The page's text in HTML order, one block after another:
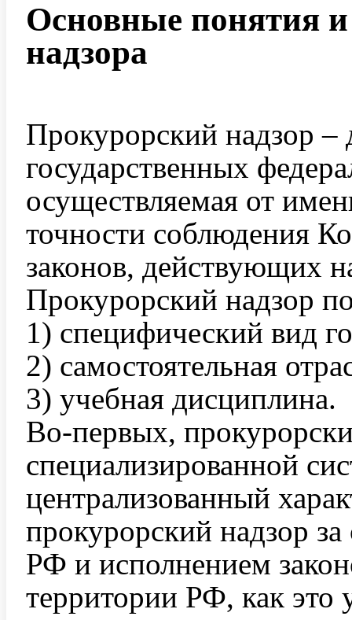
Основные понятия и
надзора
Прокурорский надзор –
государственных
осуществляемая от
точности соблюдения
законов, действующих
Прокурорский надзор
1) специфический вид
2) самостоятельная
3) учебная дисциплина.
Во-первых,
специализированной
централизованный
прокурорский надзор
РФ и исполнением
территории РФ, как это